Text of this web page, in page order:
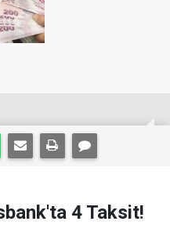
4 Taksit!